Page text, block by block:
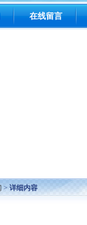
在线留言
>详细内容